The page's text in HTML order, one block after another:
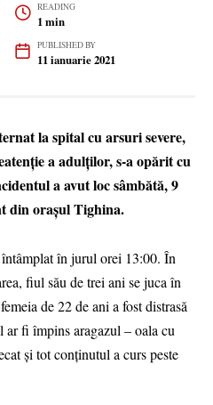
READING
1 min
PUBLISHED BY
11 ianuarie 2021
la spital cu arsuri severe,
a adulților, s-a opărit cu
a avut loc sâmbătă, 9
din orașul Tighina.
în jurul orei 13:00. În
fiul său de trei ani se juca în
de 22 de ani a fost distrasă
fi împins aragazul – oala cu
și tot conținutul a curs peste